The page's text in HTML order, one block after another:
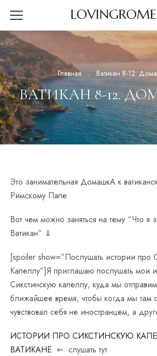
LOVINGROME
Главная Ватикан 8-12.
ВАТИКАН 8-12.
Это занимательная ДомашкА к
Римскому Папе
Вот чем можно заняться на тему “Что я
Ватикан” ⇓
[spoiler show=”Послушать истории про
Капеллу”]Я приглашаю послушать мои
Сикстинскую капеллу, куда мы
ближайшее время, чтобы когда мы там
чувствовал себя не иностранцем, а
ИСТОРИИ ПРО СИКСТИНСКУЮ
ВАТИКАНЕ ⇐ слушать тут